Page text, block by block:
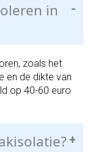
in
-
zoals het
en de dikte van
op 40-60 euro
+